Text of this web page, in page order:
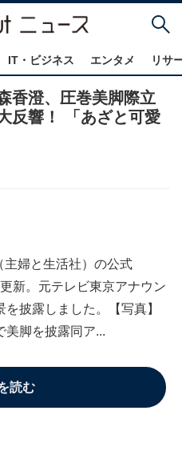
IT・ビジネス エンタメ リサ
香澄、圧巻美脚際立
反響！ 「あざと可愛
婦と生活社）の公式
新。元テレビ東京アナウン
披露しました。【写真】
美脚を披露同ア...
読む